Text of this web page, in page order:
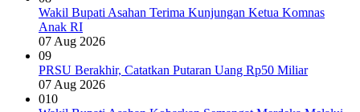
Wakil Bupati Asahan Terima Kunjungan Ketua Komnas
Anak RI
07 Aug 2026
09
PRSU Berakhir, Catatkan Putaran Uang Rp50 Miliar
07 Aug 2026
010